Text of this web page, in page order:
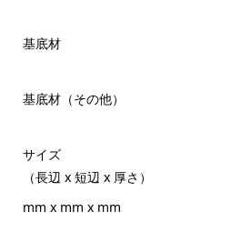
基底材
基底材（その他）
サイズ
（長辺 x 短辺 x 厚さ）
mm x mm x mm